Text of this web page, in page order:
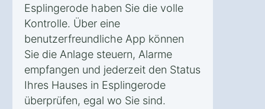
Esplingerode haben Sie die volle
Kontrolle. Über eine
benutzerfreundliche App können
Sie die Anlage steuern, Alarme
empfangen und jederzeit den Status
Ihres Hauses in Esplingerode
überprüfen, egal wo Sie sind.